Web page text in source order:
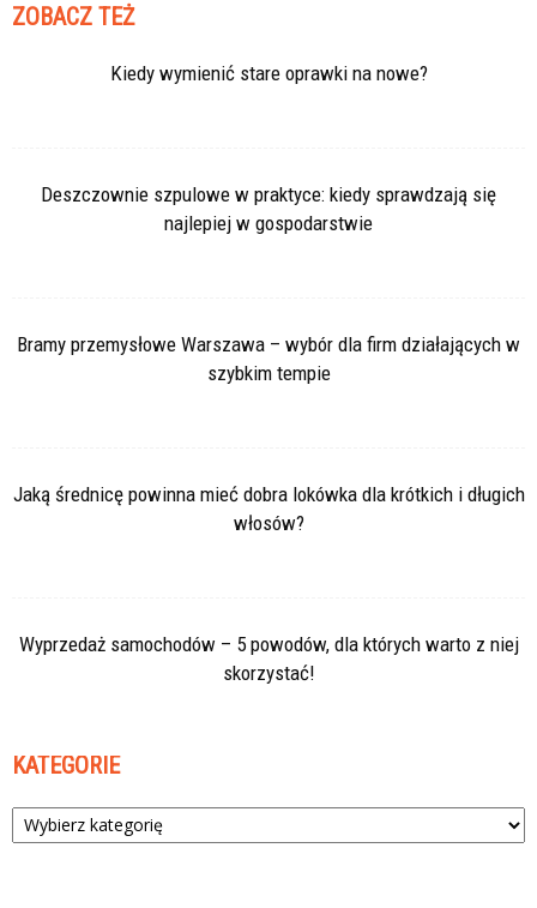
ZOBACZ TEŻ
Kiedy wymienić stare oprawki na nowe?
Deszczownie szpulowe w praktyce: kiedy sprawdzają się
najlepiej w gospodarstwie
Bramy przemysłowe Warszawa – wybór dla firm działających w
szybkim tempie
Jaką średnicę powinna mieć dobra lokówka dla krótkich i długich
włosów?
Wyprzedaż samochodów – 5 powodów, dla których warto z niej
skorzystać!
KATEGORIE
Kategorie